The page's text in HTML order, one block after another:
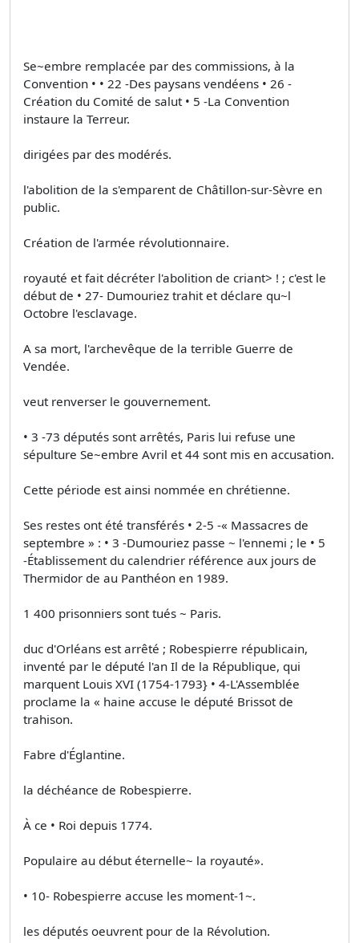
Se~embre remplacée par des commissions, à la
Convention • • 22 -Des paysans vendéens • 26 -
Création du Comité de salut • 5 -La Convention
instaure la Terreur.
dirigées par des modérés.
l'abolition de la s'emparent de Châtillon-sur-Sèvre en
public.
Création de l'armée révolutionnaire.
royauté et fait décréter l'abolition de criant> ! ; c'est le
début de • 27- Dumouriez trahit et déclare qu~l
Octobre l'esclavage.
A sa mort, l'archevêque de la terrible Guerre de
Vendée.
veut renverser le gouvernement.
• 3 -73 députés sont arrêtés, Paris lui refuse une
sépulture Se~embre Avril et 44 sont mis en accusation.
Cette période est ainsi nommée en chrétienne.
Ses restes ont été transférés • 2-5 -« Massacres de
septembre » : • 3 -Dumouriez passe ~ l'ennemi ; le • 5
-Établissement du calendrier référence aux jours de
Thermidor de au Panthéon en 1989.
1 400 prisonniers sont tués ~ Paris.
duc d'Orléans est arrêté ; Robespierre républicain,
inventé par le député l'an Il de la République, qui
marquent Louis XVI (1754-1793} • 4-L'Assemblée
proclame la « haine accuse le député Brissot de
trahison.
Fabre d'Églantine.
la déchéance de Robespierre.
À ce • Roi depuis 1774.
Populaire au début éternelle~ la royauté».
• 10- Robespierre accuse les moment-1~.
les députés oeuvrent pour de la Révolution.